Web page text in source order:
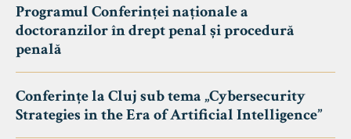
Programul Conferinței naționale a
doctoranzilor în drept penal și procedură
penală
Conferințe la Cluj sub tema „Cybersecurity
Strategies in the Era of Artificial Intelligence”